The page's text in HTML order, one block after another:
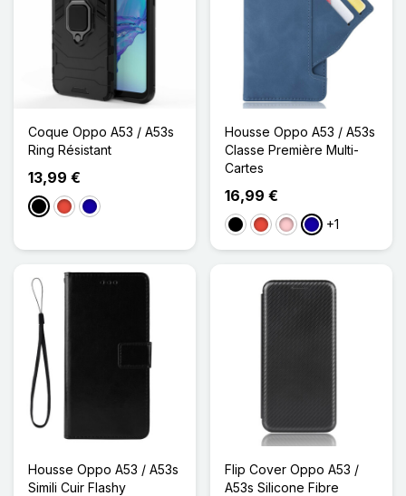
Coque Oppo A53 / A53s
Ring Résistant
13,99 €
NoirRougeBleu Foncé
Housse Oppo A53 / A53s
Classe Première Multi-
Cartes
16,99 €
NoirRougeRoseBleu Foncé
+1
Housse Oppo A53 / A53s
Simili Cuir Flashy
Flip Cover Oppo A53 /
A53s Silicone Fibre